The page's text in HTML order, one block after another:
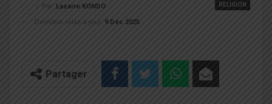
RELIGION
Par Lazarre KONDO
Dernière mise à jour
9 Déc 2025
Partager